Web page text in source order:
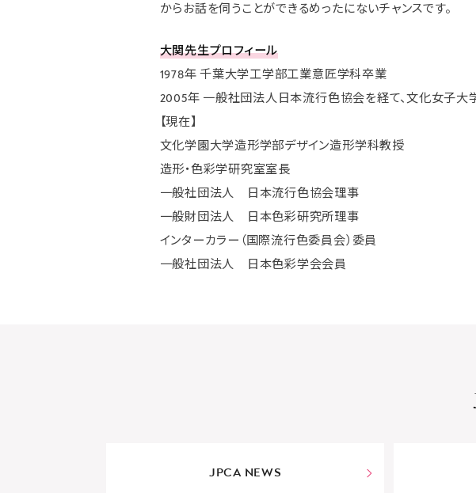
からお話を伺うことができるめったにないチャンスです。
大関先生プロフィール
1978年 千葉大学工学部工業意匠学科卒業
2005年 一般社団法人日本流行色協会を経て、文化女子大
【現在】
文化学園大学造形学部デザイン造形学科教授
造形・色彩学研究室室長
一般社団法人 日本流行色協会理事
一般財団法人 日本色彩研究所理事
インターカラー（国際流行色委員会）委員
一般社団法人 日本色彩学会会員
JPCA NEWS